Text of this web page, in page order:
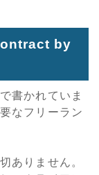
by
書かれていま
なフリーラン
ありません。